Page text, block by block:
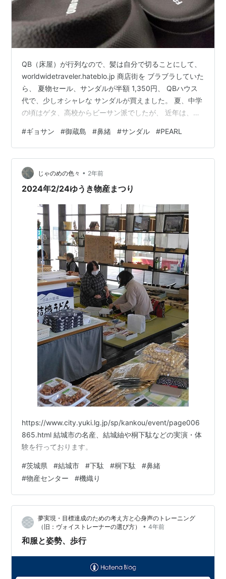
QB（床屋）が行列なので、髪は自分で切ることにして、
worldwidetraveler.hateblo.jp 商店街を ブラブラしていた
ら、 夏物セール、サンダルが半額 1,350円、 QBハウス
代で、少しオシャレな サンダルが買えました。 夏、中学
の頃はゲタ、高校からビーサン派でしたが、 近年は、御
ックス風で サーフィンに行って、 ビーチを歩くと 砂抜
け、水はけ悪かったり、 ビーサンで街に行って 雨が降る
とメッチャ滑るけど、 漁師仕様の「ギョサン」は万能で
すね。 PEARL製なので、便所サンダルみたいって？ 便サ
ンとの違い、ギョサンは鼻緒…
#ギョサン #御蔵島 #鼻緒 #サンダル #PEARL
じゃのめの色々 • 2年前
2024年2/24ゆうき物産まつり
https://www.city.yuki.lg.jp/sp/kankou/event/page006
865.html 結城市の名産、結城紬や桐下駄などの実演・体
験を行っております。
#茨城県 #結城市 #下駄 #桐下駄 #鼻緒
#物産センター #機織り
夢実現・目標達成のための考え方と心身声のトレーニング
（旧：ヴォイストレーナーの選び方）
• 4年前
和服と姿勢、歩行